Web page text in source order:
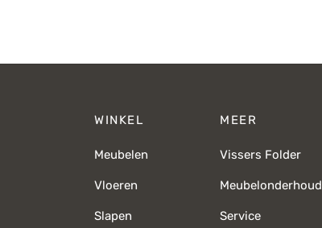
WINKEL
Meubelen
Vloeren
Slapen
MEER
Vissers Folder
Meubelonderhoud
Service